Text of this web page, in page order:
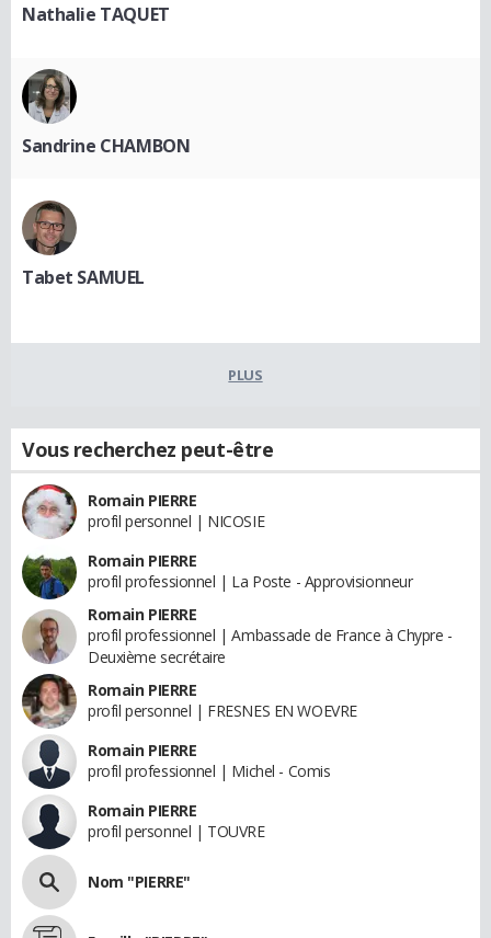
Nathalie TAQUET
Sandrine CHAMBON
Tabet SAMUEL
PLUS
Vous recherchez peut-être
Romain PIERRE
profil personnel | NICOSIE
Romain PIERRE
profil professionnel | La Poste - Approvisionneur
Romain PIERRE
profil professionnel | Ambassade de France à Chypre -
Deuxième secrétaire
Romain PIERRE
profil personnel | FRESNES EN WOEVRE
Romain PIERRE
profil professionnel | Michel - Comis
Romain PIERRE
profil personnel | TOUVRE
Nom "PIERRE"